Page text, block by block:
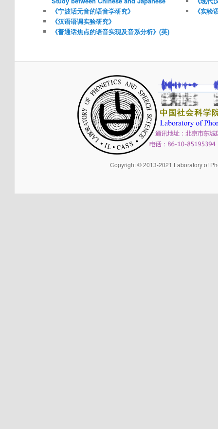
《宁波话元音的语音学研究》
《汉语语调实验研究》
《普通话焦点的语音实现及音系分析》(英)
《实验
Copyright © 2013-2021 Laboratory of